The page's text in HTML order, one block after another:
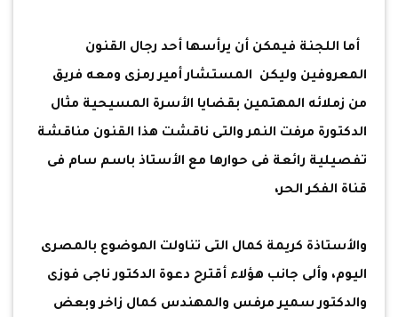
أما اللجنة فيمكن أن يرأسها أحد رجال القنون
المعروفين وليكن المستشار أمير رمزى ومعه فريق
من زملائه المهتمين بقضايا الأسرة المسيحية مثال
الدكتورة مرفت النمر والتى ناقشت هذا القنون مناقشة
تفصيلية رائعة فى حوارها مع الأستاذ باسم سام فى
قناة الفكر الحر،
والأستاذة كريمة كمال التى تناولت الموضوع بالمصرى
اليوم، وألى جانب هؤلاء أقترح دعوة الدكتور ناجى فوزى
والدكتور سمير مرفس والمهندس كمال زاخر وبعض